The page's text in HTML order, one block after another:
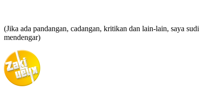
(Jika ada pandangan, cadangan, kritikan dan lain-lain, saya sudi
mendengar)